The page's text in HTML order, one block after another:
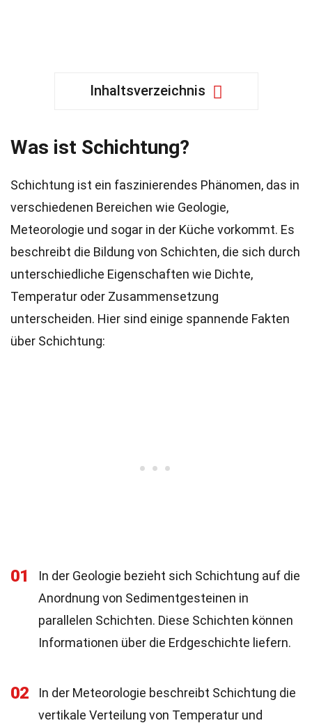
Inhaltsverzeichnis
Was ist Schichtung?
Schichtung ist ein faszinierendes Phänomen, das in
verschiedenen Bereichen wie Geologie,
Meteorologie und sogar in der Küche vorkommt. Es
beschreibt die Bildung von Schichten, die sich durch
unterschiedliche Eigenschaften wie Dichte,
Temperatur oder Zusammensetzung
unterscheiden. Hier sind einige spannende Fakten
über Schichtung:
01
In der Geologie bezieht sich Schichtung auf die
Anordnung von Sedimentgesteinen in
parallelen Schichten. Diese Schichten können
Informationen über die Erdgeschichte liefern.
02
In der Meteorologie beschreibt Schichtung die
vertikale Verteilung von Temperatur und